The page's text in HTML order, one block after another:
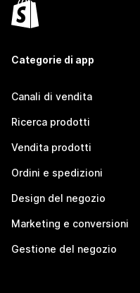
Categorie di app
Canali di vendita
Ricerca prodotti
Vendita prodotti
Ordini e spedizioni
Design del negozio
Marketing e conversioni
Gestione del negozio